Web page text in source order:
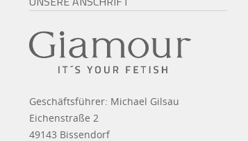
Geschäftsführer: Michael Gilsau
Eichenstraße 2
49143 Bissendorf